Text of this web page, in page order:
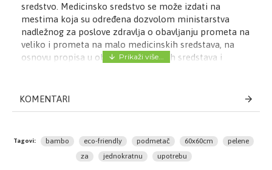
sredstvo. Medicinsko sredstvo se može izdati na
mestima koja su određena dozvolom ministarstva
nadležnog za poslove zdravlјa o obavlјanju prometa na
veliko i prometa na malo medicinskih sredstava, na
osnovu propisa u oblasti medicinskih sredstava i
možete potražiti u najbližoj
KOMENTARI
Tagovi: bambo eco-friendly podmetač 60x60cm
pelene
za
jednokratnu upotrebu